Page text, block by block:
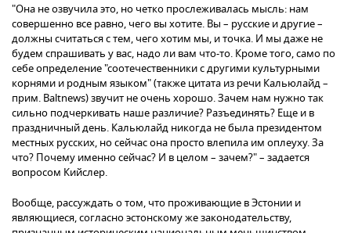
"Она не озвучила это, но четко прослеживалась мысль: нам
совершенно все равно, чего вы хотите. Вы – русские и другие –
должны считаться с тем, чего хотим мы, и точка. И мы даже не
будем спрашивать у вас, надо ли вам что-то. Кроме того, само по
себе определение "соотечественники с другими культурными
корнями и родным языком" (также цитата из речи Кальюлайд –
прим. Baltnews) звучит не очень хорошо. Зачем нам нужно так
сильно подчеркивать наше различие? Разъединять? Еще и в
праздничный день. Кальюлайд никогда не была президентом
местных русских, но сейчас она просто влепила им оплеуху. За
что? Почему именно сейчас? И в целом – зачем?" – задается
вопросом Кийслер.
Вообще, рассуждать о том, что проживающие в Эстонии и
являющиеся, согласно эстонскому же законодательству,